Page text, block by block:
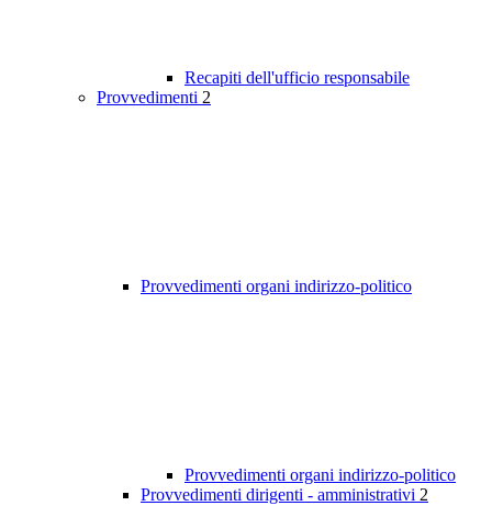
Recapiti dell'ufficio responsabile
Provvedimenti 2
Provvedimenti organi indirizzo-politico
Provvedimenti organi indirizzo-politico
Provvedimenti dirigenti - amministrativi 2